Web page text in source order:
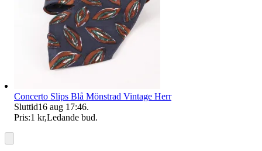
Concerto Slips Blå Mönstrad Vintage Herr
Sluttid16 aug 17:46.
Pris:1 kr,Ledande bud.